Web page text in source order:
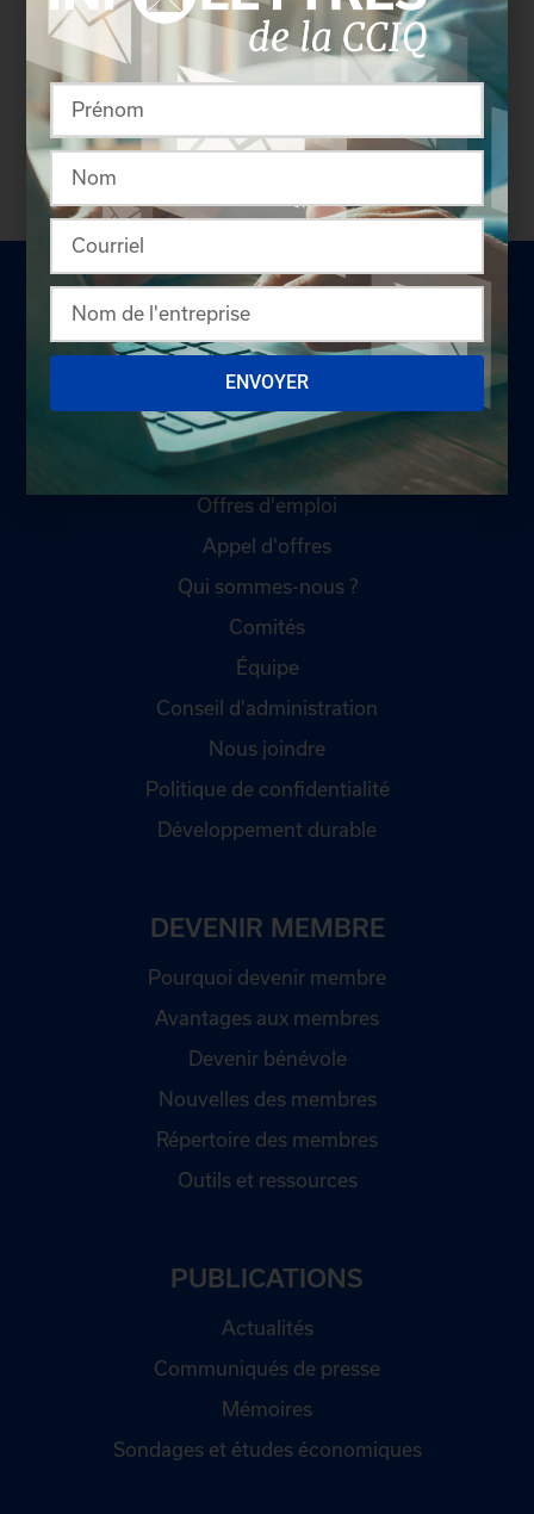
-30-
Source : Sarah Vertefeuille
Agente de communication
Chambre de commerce et d’industrie de Québec
(418) 692-3853, poste 234
LA CHAMBRE
Offres d'emploi
Appel d'offres
Qui sommes-nous ?
Comités
Équipe
Conseil d'administration
Nous joindre
Politique de confidentialité
Développement durable
DEVENIR MEMBRE
Pourquoi devenir membre
Avantages aux membres
Devenir bénévole
Nouvelles des membres
Répertoire des membres
Outils et ressources
PUBLICATIONS
Actualités
Communiqués de presse
Mémoires
Sondages et études économiques
ENVOYER